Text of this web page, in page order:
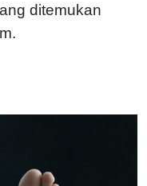
ditemukan